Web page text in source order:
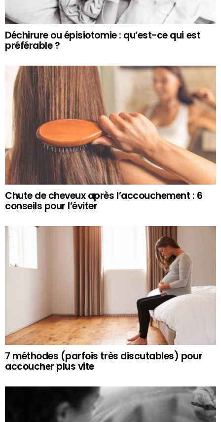
Déchirure ou épisiotomie : qu’est-ce qui est
préférable ?
Chute de cheveux après l’accouchement : 6
conseils pour l’éviter
7 méthodes (parfois très discutables) pour
accoucher plus vite